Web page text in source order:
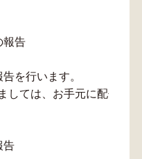
告
を行います。
しては、お手元に配付の